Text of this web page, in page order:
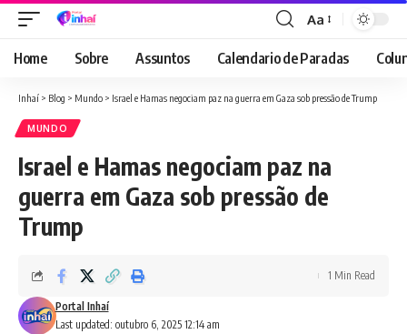
Font
Resizer
Aa
Home Sobre Assuntos Calendario de Paradas
Inhaí > Blog > Mundo > Israel e Hamas negociam paz na guerra em Gaza sob pressão de Trump
MUNDO
Israel e Hamas negociam paz na
guerra em Gaza sob pressão de
Trump
Last updated: outubro 6, 2025 12:14 am
Portal Inhaí
1 Min Read